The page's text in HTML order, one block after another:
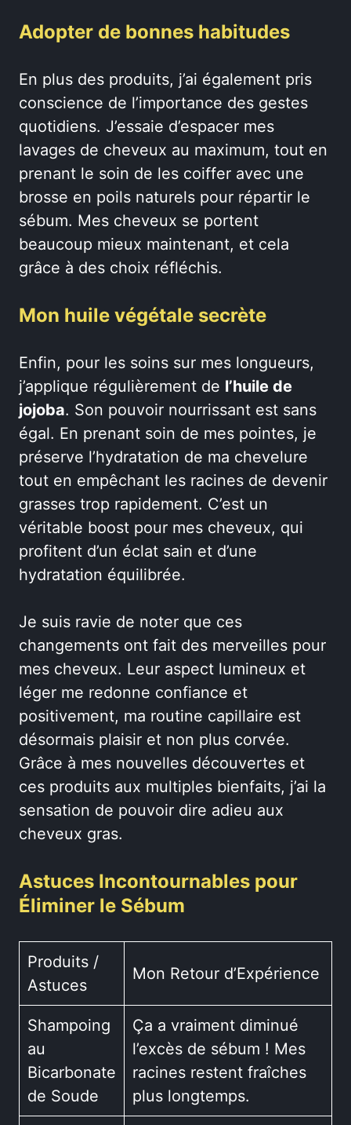
Adopter de bonnes habitudes
En plus des produits, j’ai également pris
conscience de l’importance des gestes
quotidiens. J’essaie d’espacer mes
lavages de cheveux au maximum, tout en
prenant le soin de les coiffer avec une
brosse en poils naturels pour répartir le
sébum. Mes cheveux se portent
beaucoup mieux maintenant, et cela
grâce à des choix réfléchis.
Mon huile végétale secrète
Enfin, pour les soins sur mes longueurs,
j’applique régulièrement de l’huile de
jojoba. Son pouvoir nourrissant est sans
égal. En prenant soin de mes pointes, je
préserve l’hydratation de ma chevelure
tout en empêchant les racines de devenir
grasses trop rapidement. C’est un
véritable boost pour mes cheveux, qui
profitent d’un éclat sain et d’une
hydratation équilibrée.
Je suis ravie de noter que ces
changements ont fait des merveilles pour
mes cheveux. Leur aspect lumineux et
léger me redonne confiance et
positivement, ma routine capillaire est
désormais plaisir et non plus corvée.
Grâce à mes nouvelles découvertes et
ces produits aux multiples bienfaits, j’ai la
sensation de pouvoir dire adieu aux
cheveux gras.
Astuces Incontournables pour
Éliminer le Sébum
Produits /
Astuces
Mon Retour d’Expérience
Shampoing
au
Bicarbonate
de Soude
Ça a vraiment diminué
l’excès de sébum ! Mes
racines restent fraîches
plus longtemps.